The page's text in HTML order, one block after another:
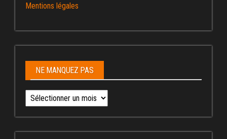
Mentions légales
NE MANQUEZ PAS
Ne